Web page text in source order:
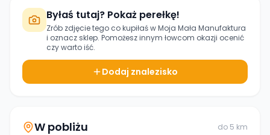
Byłaś tutaj? Pokaż perełkę!
Zrób zdjęcie tego co kupiłaś wMoja Mała Manufaktura
i oznacz sklep. Pomożesz innym łowcom okazji ocenić
czy warto iść.
Dodaj znalezisko
W pobliżu do 5 km